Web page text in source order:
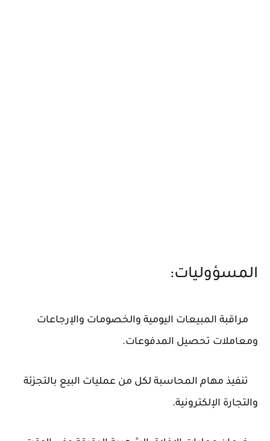
المسؤوليات:
مراقبة المبيعات اليومية والخصومات والإرجاعات
ومعاملات تحصيل المدفوعات.
تنفيذ مهام المحاسبة لكل من عمليات البيع بالتجزئة
والتجارة الإلكترونية.